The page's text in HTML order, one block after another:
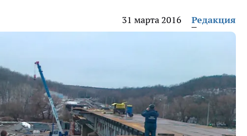
31 марта 2016 Редакция